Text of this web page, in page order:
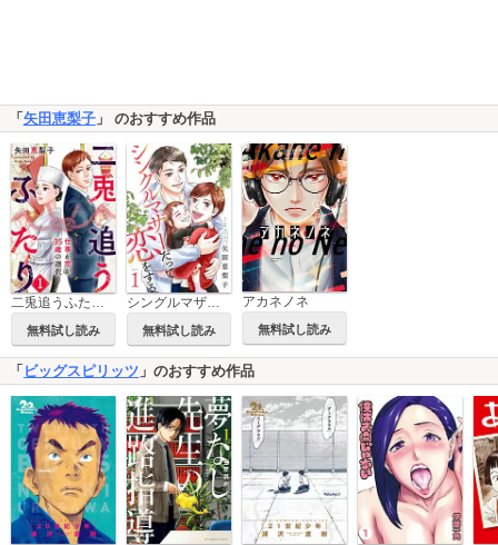
「 矢田恵梨子 」 のおすすめ作品
二兎追うふたり～仕事か恋か、35歳の選択～
無料試し読み
シングルマザーだって恋をする
無料試し読み
アカネノネ
無料試し読み
「 ビッグスピリッツ 」のおすすめ作品